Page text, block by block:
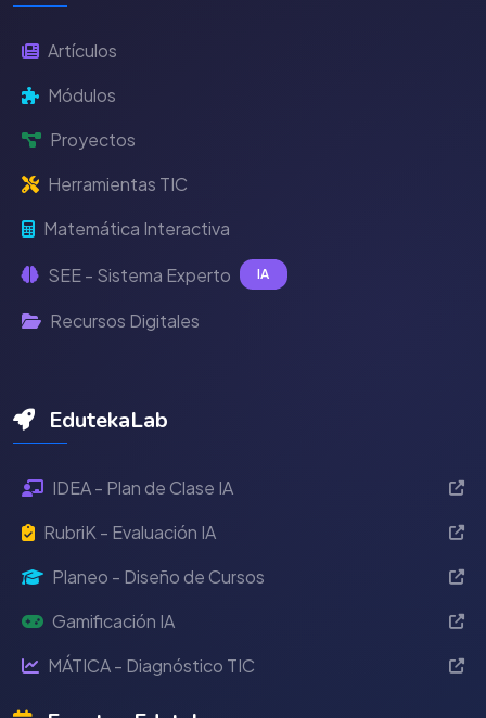
Artículos
Módulos
Proyectos
Herramientas TIC
Matemática Interactiva
SEE - Sistema Experto IA
Recursos Digitales
EdutekaLab
IDEA - Plan de Clase IA
RubriK - Evaluación IA
Planeo - Diseño de Cursos
Gamificación IA
MÁTICA - Diagnóstico TIC